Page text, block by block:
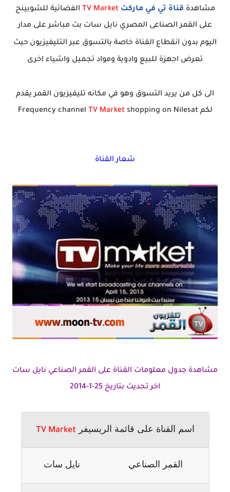
مشاهدة قناة تي في ماركت TV Market الفضائية للشوبينج
على القمر الصناعى المصري نايل سات بث مباشر على مدار
اليوم بدون انقطاع القناة خاصة بالتسوق عبر التليفيزيون حيث
تعرض اجهزة للبيع وادوية ومواد تجميل واشياء اخرى
الى كل من يريد التسوق وهو في مكانه تليفيزيون القمر يقدم
لكم
Frequency channel TV Market shopping on Nilesat
شعار القناة
مشاهدة جدول معلومات القناة على القمر الصناعي نايل سات
اخر تحديث بتاريخ 25-1-2014
اسم القناة على قائمة الريسيفر TV Market
القمر الصناعي نايل سات